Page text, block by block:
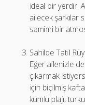
ideal bir yerdir.
ailecek şarkılar
samimi bir
Sahilde Tatil
Eğer ailenizle
çıkarmak
için biçilmiş
kumlu plajı,